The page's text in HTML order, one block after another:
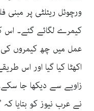
ورچوئل ریئلٹی پر
کیمرے لگائے گئے۔
عمل میں چھ کیمروں
زاویے سے دیکھا جا
نے عرب نیوز کو بتایا